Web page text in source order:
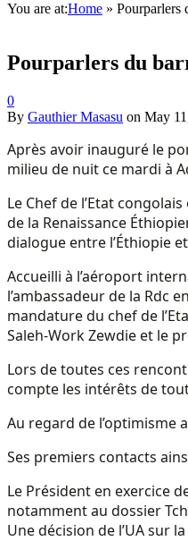
You are at:Home » Pourparlers
Pourparlers du
0
By Gauthier Masasu on May
Après avoir inauguré le
milieu de nuit ce mardi à
Le Chef de l’Etat
de la Renaissance
dialogue entre l’Éthiopie
Accueilli à l’aéroport
l’ambassadeur de la Rdc
mandature du chef de
Saleh-Work Zewdie et le
Lors de toutes ces
compte les intérêts de
Au regard de l’optimisme
Ses premiers contacts
Le Président en exercice
notamment au dossier
Une décision de l’UA sur